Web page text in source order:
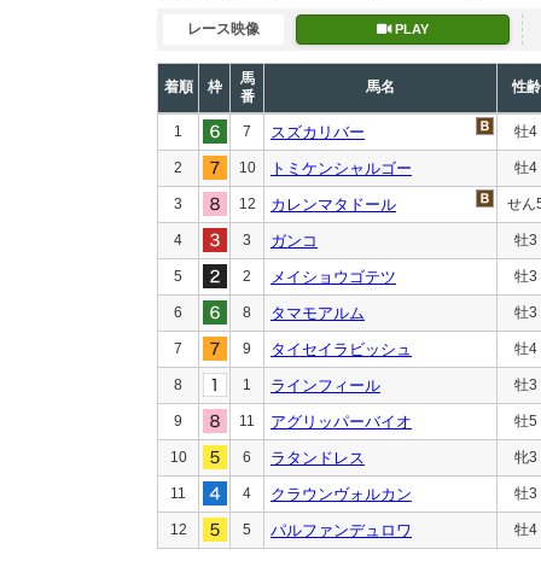
レース映像 PLAY
着順 枠
馬
番
馬名 性齢
1 7 スズカリバー 牡4
2 10 トミケンシャルゴー 牡4
3 12 カレンマタドール せん
4 3 ガンコ 牡3
5 2 メイショウゴテツ 牡3
6 8 タマモアルム 牡3
7 9 タイセイラビッシュ 牡4
8 1 ラインフィール 牡3
9 11 アグリッパーバイオ 牡5
10 6 ラタンドレス 牝3
11 4 クラウンヴォルカン 牡3
12 5 パルファンデュロワ 牡4